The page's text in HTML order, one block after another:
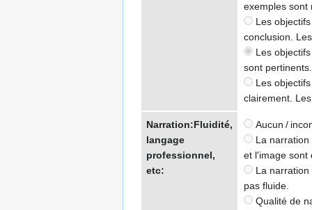
exemples sont
Les
conclusion.
Les
sont pertinents.
Les
clairement.
Narration:Fluidité,
langage
professionnel,
etc:
Aucun /
La
et l'image sont
La
pas fluide.
Qualité de